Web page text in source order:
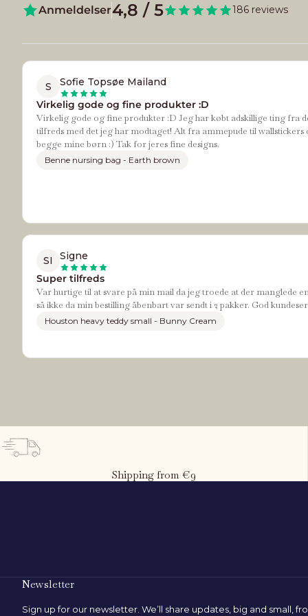
Anmeldelser4,8 / 5 186 reviews
S
Sofie Topsøe Mailand
Virkelig gode og fine produkter :D
Virkelig gode og fine produkter :D Jeg har købt adskillige ting fra
tilfreds med det jeg har modtaget! Alt fra ammepude til
begge mine børn :) Tak for jeres fine designs.
Benne nursing bag - Earth brown
SI
Signe
Super tilfreds
Var hurtige til at svare på min mail da jeg troede at der manglede
så ikke da min bestilling åbenbart var sendt i 2 pakker. God
Houston heavy teddy small - Bunny Cream
Shipping from €9
Newsletter
Sign up for our newsletter. We’ll share updates, big and small,